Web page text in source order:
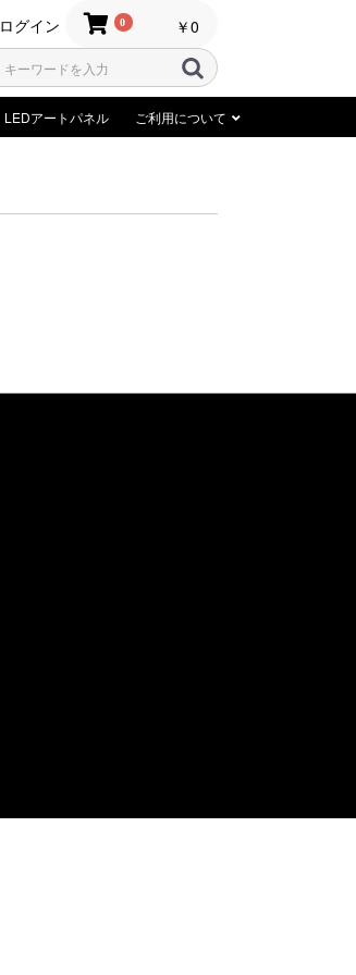
0 ￥0
ログイン
LEDアートパネル ご利用について